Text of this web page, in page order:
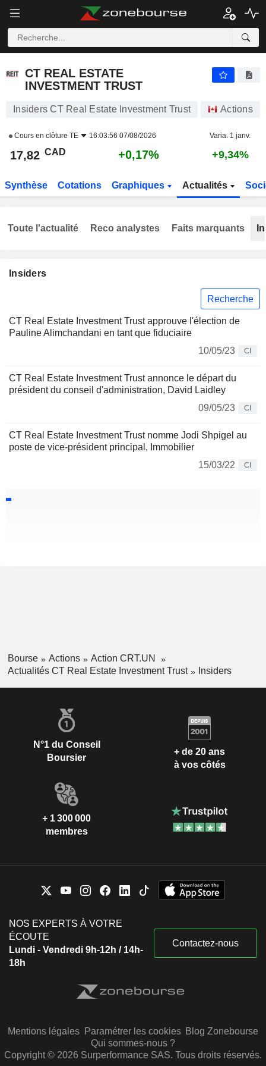
CT REAL ESTATE
INVESTMENT TRUST
Insiders CT Real Estate Investment Trust Actions
Cours en clôture TE 16:03:56 07/08/2026 Varia. 1 janv.
17,82 CAD +0,17% +9,34%
Synthèse Cotations Graphiques Actualités
Insiders
Recherche
CT Real Estate Investment Trust approuve l'élection de
Pauline Alimchandani en tant que fiduciaire
10/05/23
CI
CT Real Estate Investment Trust annonce le départ du
président du conseil d'administration, David Laidley
09/05/23
CI
CT Real Estate Investment Trust nomme Jodi Shpigel au
poste de vice-président principal, Immobilier
15/03/22
CI
Toute l'actualité Reco analystes Faits marquants
Bourse Actions
Action CRT.UN
Actualités CT Real Estate Investment Trust
Insiders
N°1 du Conseil
Boursier
+ de 20 ans
à vos côtés
+ 1 300 000
membres
NOS EXPERTS À VOTRE
ÉCOUTE
Lundi - Vendredi 9h-12h / 14h-
18h
Contactez-nous
Mentions légales Paramétrer les cookies Blog Zonebourse
Qui sommes-nous ?
Copyright © 2026 Surperformance SAS. Tous droits réservés.